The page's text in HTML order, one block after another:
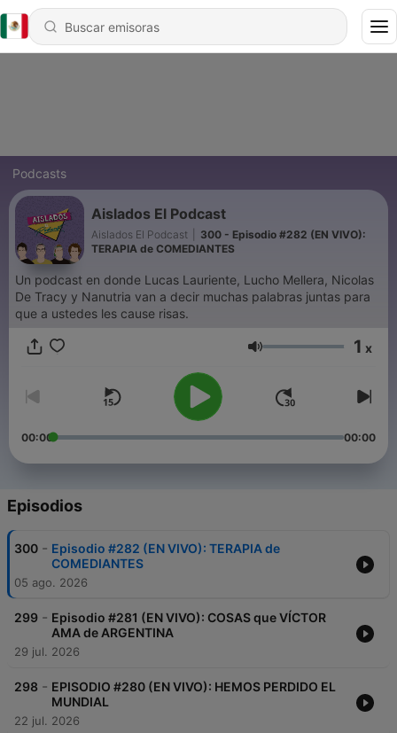
Podcasts
Aislados El Podcast
Aislados El Podcast
300 - Episodio #282 (EN VIVO):
TERAPIA de COMEDIANTES
Un podcast en donde Lucas Lauriente, Lucho Mellera, Nicolas
De Tracy y Nanutria van a decir muchas palabras juntas para
que a ustedes les cause risas.
Volumen 1 x
00:00 00:00
Episodios
300 - Episodio #282 (EN VIVO): TERAPIA de
COMEDIANTES
05 ago. 2026
299 - Episodio #281 (EN VIVO): COSAS que VÍCTOR
AMA de ARGENTINA
29 jul. 2026
298 - EPISODIO #280 (EN VIVO): HEMOS PERDIDO EL
MUNDIAL
22 jul. 2026